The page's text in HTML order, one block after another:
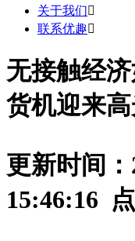
关于我们
联系优趣
无接触经
货机迎来高
更新时间：
15:46:16